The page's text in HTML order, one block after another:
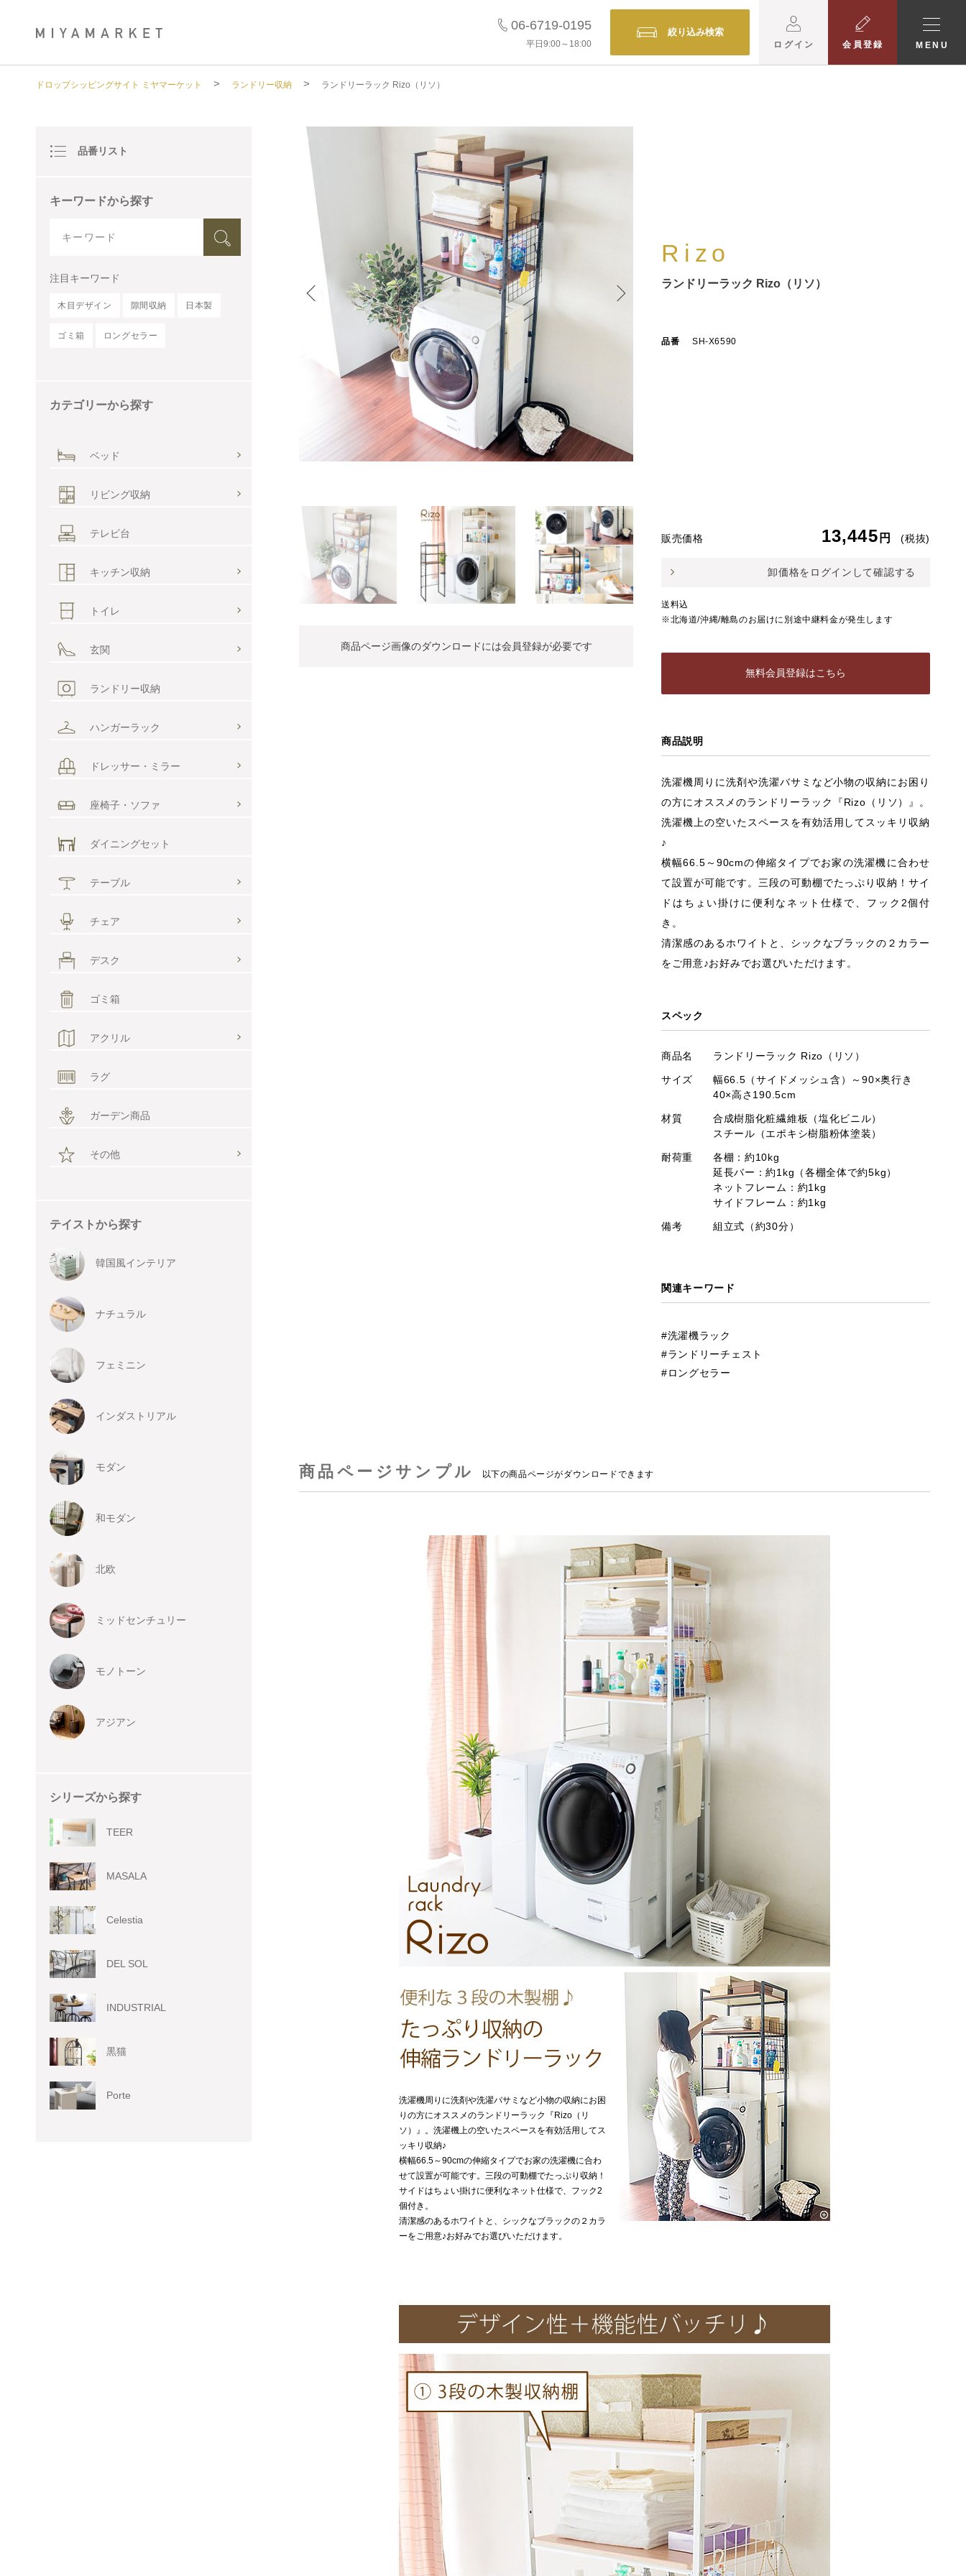
06-6719-0195
平日9:00～18:00
絞り込み検索
ログイン 会員登録 MENU
ドロップシッピングサイト ミヤマーケット > ランドリー収納 > ランドリーラック Rizo（リソ）
品番リスト
キーワードから探す
注目キーワード
カテゴリーから探す
ベッド
リビング収納
テレビ台
キッチン収納
トイレ
玄関
ランドリー収納
ハンガーラック
ドレッサー・ミラー
座椅子・ソファ
ダイニングセット
テーブル
チェア
デスク
ゴミ箱
アクリル
ラグ
ガーデン商品
その他
テイストから探す
韓国風インテリア
ナチュラル
フェミニン
インダストリアル
モダン
和モダン
北欧
ミッドセンチュリー
モノトーン
アジアン
シリーズから探す
TEER
MASALA
Celestia
DEL SOL
INDUSTRIAL
黒猫
Porte
商品ページ画像のダウンロードには会員登録が必要です
Rizo
ランドリーラック Rizo（リソ）
品番 SH-X6590
販売価格 13,445 円 (税抜)
卸価格をログインして確認する
送料込
※北海道/沖縄/離島のお届けに別途中継料金が発生します
無料会員登録はこちら
商品説明
洗濯機周りに洗剤や洗濯バサミなど小物の収納にお困り
の方にオススメのランドリーラック『Rizo（リソ）』。
洗濯機上の空いたスペースを有効活用してスッキリ収納
♪
横幅66.5～90cmの伸縮タイプでお家の洗濯機に合わせ
て設置が可能です。三段の可動棚でたっぷり収納！サイ
ドはちょい掛けに便利なネット仕様で、フック2個付
き。
清潔感のあるホワイトと、シックなブラックの２カラー
をご用意♪お好みでお選びいただけます。
スペック
商品名 ランドリーラック Rizo（リソ）
サイズ
幅66.5（サイドメッシュ含）～90×奥行き
40×高さ190.5cm
材質
合成樹脂化粧繊維板（塩化ビニル）
スチール（エポキシ樹脂粉体塗装）
耐荷重
各棚：約10kg
延長バー：約1kg（各棚全体で約5kg）
ネットフレーム：約1kg
サイドフレーム：約1kg
備考 組立式（約30分）
関連キーワード
洗濯機ラック
ランドリーチェスト
ロングセラー
商品ページサンプル 以下の商品ページがダウンロードできます
洗濯機周りに洗剤や洗濯バサミなど小物の収納にお困
りの方にオススメのランドリーラック『Rizo（リ
ソ）』。洗濯機上の空いたスペースを有効活用してス
ッキリ収納♪
横幅66.5～90cmの伸縮タイプでお家の洗濯機に合わ
せて設置が可能です。三段の可動棚でたっぷり収納！
サイドはちょい掛けに便利なネット仕様で、フック2
個付き。
清潔感のあるホワイトと、シックなブラックの２カラ
ーをご用意♪お好みでお選びいただけます。